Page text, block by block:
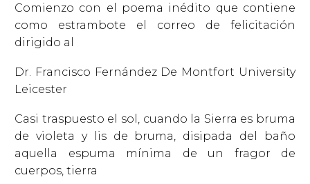
Comienzo con el poema inédito que contiene
como estrambote el correo de felicitación
dirigido al
Dr. Francisco Fernández De Montfort University
Leicester
Casi traspuesto el sol, cuando la Sierra es bruma
de violeta y lis de bruma, disipada del baño
aquella espuma mínima de un fragor de
cuerpos, tierra